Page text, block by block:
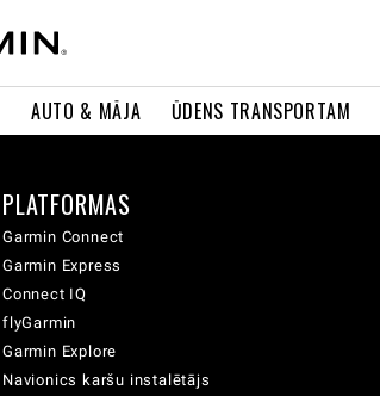
AUTO & MĀJA ŪDENS TRANSPORTAM
PLATFORMAS
Garmin Connect
Garmin Express
Connect IQ
flyGarmin
Garmin Explore
Navionics karšu instalētājs